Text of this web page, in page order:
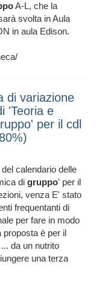
A-L, che la
svolta in Aula
in aula Edison.
di variazione
'Teoria e
per il cdl
calendario delle
di gruppo' per il
venza E' stato
frequentanti di
per fare in modo
proposta è per il
da un nutrito
una terza